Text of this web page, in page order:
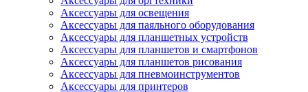
Аксессуары для освещения
Аксессуары для паяльного оборудования
Аксессуары для планшетных устройств
Аксессуары для планшетов и смартфонов
Аксессуары для планшетов рисования
Аксессуары для пневмоинструментов
Аксессуары для принтеров